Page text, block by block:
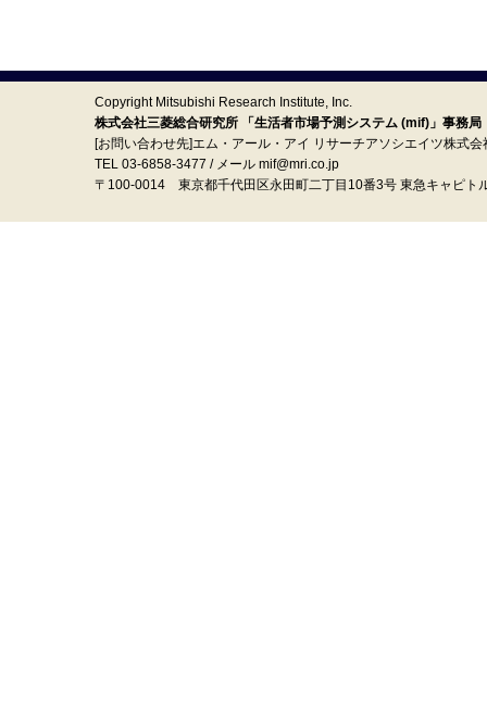
Copyright Mitsubishi Research Institute, Inc.
株式会社三菱総合研究所 「生活者市場予測システム (mif)」事務局
[お問い合わせ先]エム・アール・アイ リサーチアソシエイツ株式会
TEL 03-6858-3477 / メール mif@mri.co.jp
〒100‐0014 東京都千代田区永田町二丁目10番3号 東急キャピト